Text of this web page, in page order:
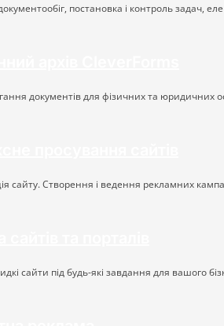
постановка і контроль задач,
документів для фізичних та юридичних
сайту. Створення і ведення рекламних
сайти під будь-які завдання для вашого